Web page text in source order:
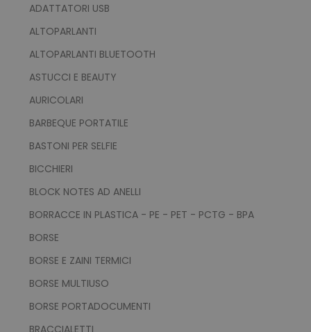
ADATTATORI USB
ALTOPARLANTI
ALTOPARLANTI BLUETOOTH
ASTUCCI E BEAUTY
AURICOLARI
BARBEQUE PORTATILE
BASTONI PER SELFIE
BICCHIERI
BLOCK NOTES AD ANELLI
BORRACCE IN PLASTICA - PE - PET - PCTG - BPA
BORSE
BORSE E ZAINI TERMICI
BORSE MULTIUSO
BORSE PORTADOCUMENTI
BRACCIALETTI